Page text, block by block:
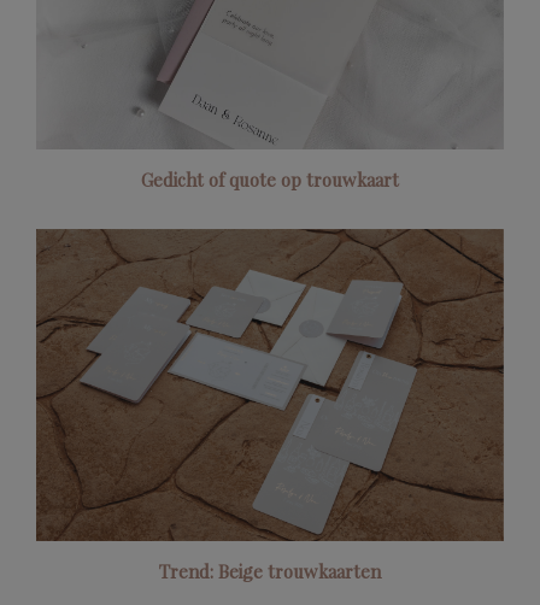
Gedicht of quote op trouwkaart
Trend: Beige trouwkaarten